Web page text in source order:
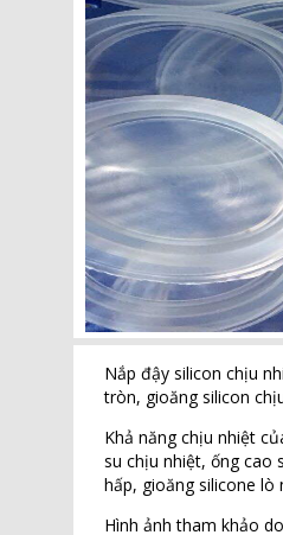
Nắp đậy silicon chịu
tròn, gioăng silicon
Khả năng chịu nhiệt
su chịu nhiệt, ống cao
hấp, gioăng silicone lò
Hình ảnh tham khảo